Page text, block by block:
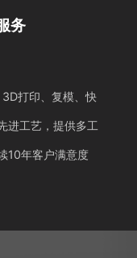
务
打印、复模、快
进工艺，提供多工
10年客户满意度